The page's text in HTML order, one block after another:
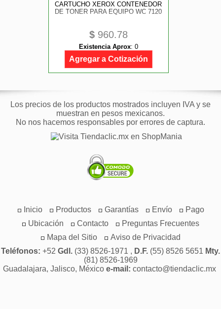
CARTUCHO XEROX CONTENEDOR
DE TONER PARA EQUIPO WC 7120
$ 960.78
Existencia Aprox: 0
Agregar a Cotización
Los precios de los productos mostrados incluyen IVA y se
muestran en pesos mexicanos.
No nos hacemos responsables por errores de captura.
Inicio Productos Garantías Envío
Pago
Ubicación
Contacto
Preguntas Frecuentes
Mapa del Sitio
Aviso de Privacidad
Teléfonos: +52 Gdl. (33) 8526-1971 , D.F. (55) 8526 5651 Mty.
(81) 8526-1969
Guadalajara, Jalisco, México e-mail: contacto@tiendaclic.mx